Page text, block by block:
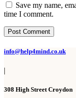
Save my name,
time I comment.
Post Comment
info@help4mind.co.uk
|
308 High Street Croydon